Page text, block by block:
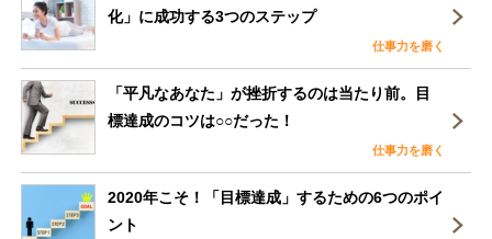
化」に成功する3つのステップ
仕事力を磨く
「平凡なあなた」が挫折するのは当たり前。目
標達成のコツは○○だった！
仕事力を磨く
2020年こそ！「目標達成」するための6つのポイ
ント